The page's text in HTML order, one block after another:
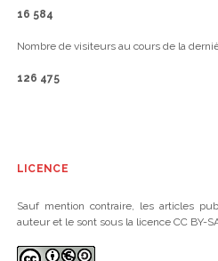
16 584
Nombre de visiteurs au cours de la
126 475
LICENCE
Sauf mention contraire, les articles
auteur et le sont sous la licence CC BY-